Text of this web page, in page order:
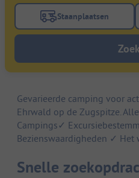
Gebruik de
Staanplaatsen
Gevarieerde camping voor
Ehrwald op de Zugspitze.
Campings✓
Bezienswaardigheden ✓ Het
Snelle